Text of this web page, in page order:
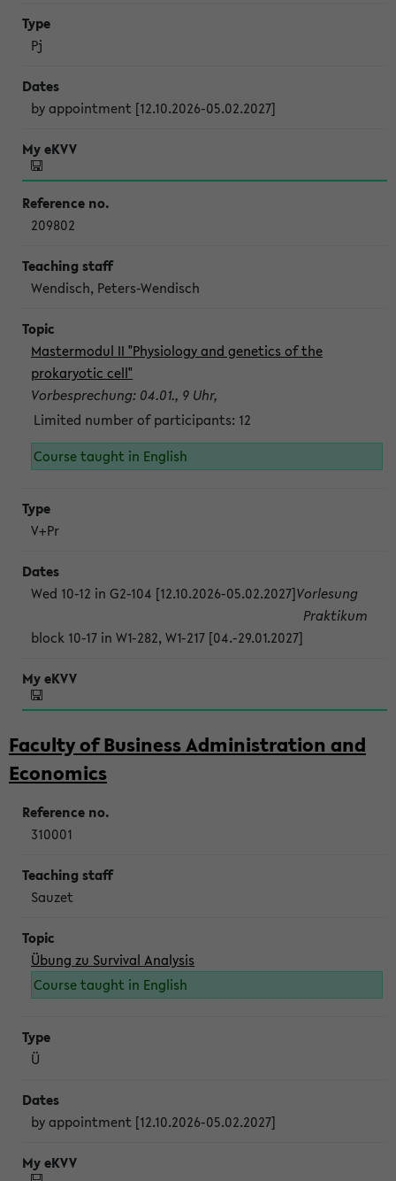
Pj
by appointment [12.10.2026-05.02.2027]
209802
Wendisch, Peters-Wendisch
Mastermodul II "Physiology and genetics of the
prokaryotic cell"
Vorbesprechung: 04.01., 9 Uhr,
Limited number of participants: 12
Course taught in English
V+Pr
Wed 10-12 in G2-104 [12.10.2026-05.02.2027]Vorlesung
block 10-17 in W1-282, W1-217 [04.-29.01.2027]
Praktikum
Faculty of Business Administration and
Economics
310001
Sauzet
Übung zu Survival Analysis
Course taught in English
Ü
by appointment [12.10.2026-05.02.2027]